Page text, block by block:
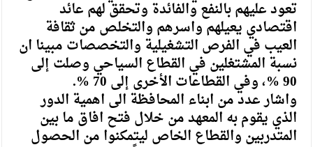
تعود عليهم بالنفع والفائدة وتحقق لهم عائد
اقتصادي يعيلهم واسرهم والتخلص من ثقافة
العيب في الفرص التشغيلية والتخصصات مبينا ان
نسبة المشتغلين في القطاع السياحي وصلت إلى
90 %، وفي القطاعات الأخرى إلى 70 %.
واشار عدد من ابناء المحافظة الى اهمية الدور
الذي يقوم به المعهد من خلال فتح افاق ما بين
المتدربين والقطاع الخاص ليتمكنوا من الحصول